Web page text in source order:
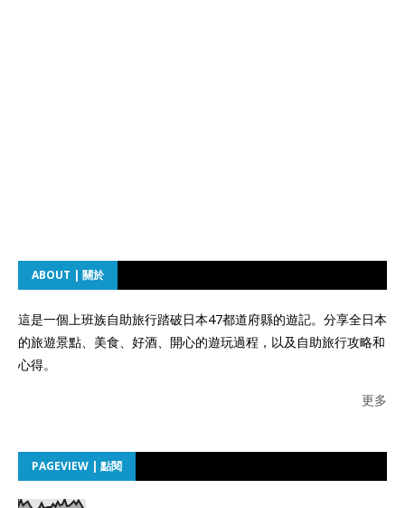
ABOUT | 關於
這是一個上班族自助旅行踏破日本47都道府縣的遊記。分享全日本
的旅遊景點、美食、好酒、開心的遊玩過程，以及自助旅行攻略和
心得。
更多
PAGEVIEW | 點閱